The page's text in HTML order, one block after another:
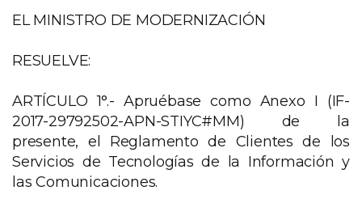
EL MINISTRO DE MODERNIZACIÓN
RESUELVE:
ARTÍCULO 1°.- Apruébase como Anexo I (IF-
2017-29792502-APN-STIYC#MM) de la
presente, el Reglamento de Clientes de los
Servicios de Tecnologías de la Información y
las Comunicaciones.